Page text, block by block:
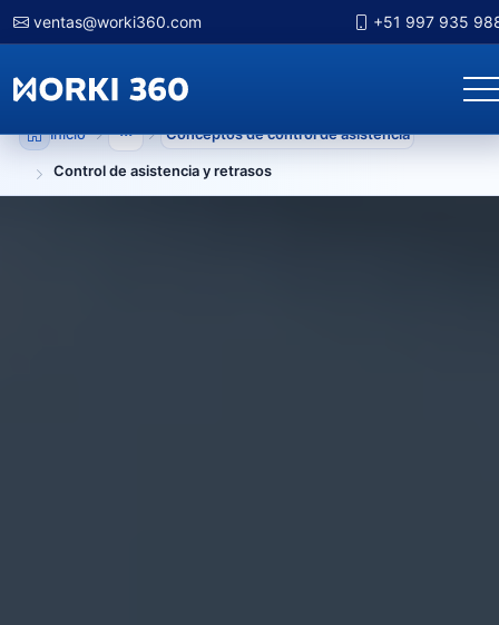
ventas@worki360.com +51 997 935
Inicio Mostrar niveles anteriores
Conceptos de control de asistencia
Control de asistencia y retrasos